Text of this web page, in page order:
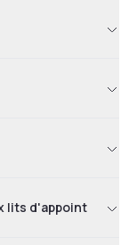
lits d'appoint